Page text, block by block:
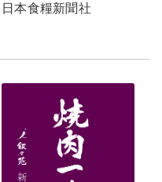
日本食糧新聞社